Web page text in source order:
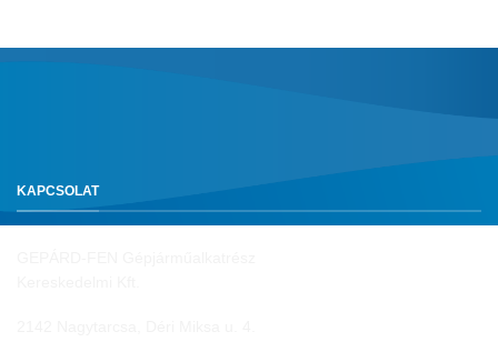
KAPCSOLAT